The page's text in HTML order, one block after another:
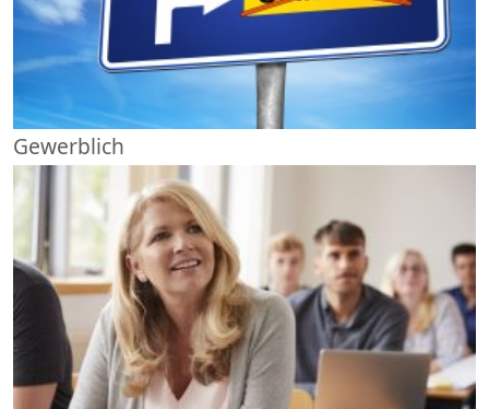
Gewerblich